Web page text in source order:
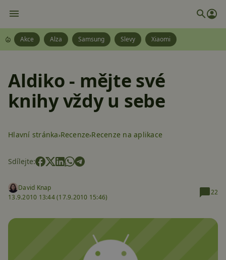
Akce Alza Samsung Slevy Xiaomi
Aldiko - mějte své
knihy vždy u sebe
Hlavní stránka Recenze Recenze na aplikace
Sdílejte:
David Knap
13.9.2010 13:44 (17.9.2010 15:46)
22